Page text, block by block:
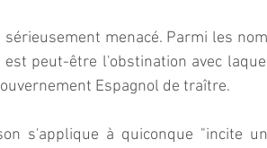
menacé. Parmi les
peut-être l'obstination avec
Espagnol de traître.
s'applique à quiconque "incite